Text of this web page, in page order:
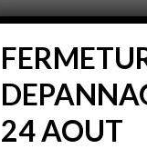
24 AOUT